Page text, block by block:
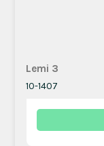
Lemi 3
10-1407